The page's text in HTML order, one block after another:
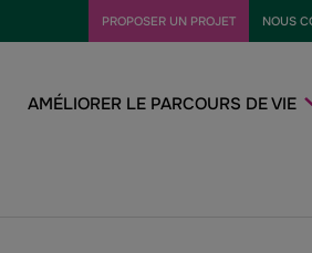
PROPOSER UN PROJET NOUS
AMÉLIORER LE PARCOURS DE VIE